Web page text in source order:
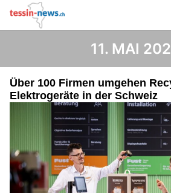
11. MAI
Über 100 Firmen umgehen
Elektrogeräte in der Schweiz